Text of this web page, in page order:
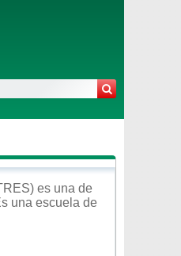
es una de
una escuela de